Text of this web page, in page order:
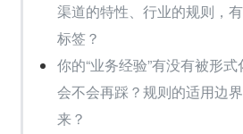
渠道的特性、行业的规则，
标签？
你的“业务经验”有没有被形
会不会再踩？规则的适用边
来？